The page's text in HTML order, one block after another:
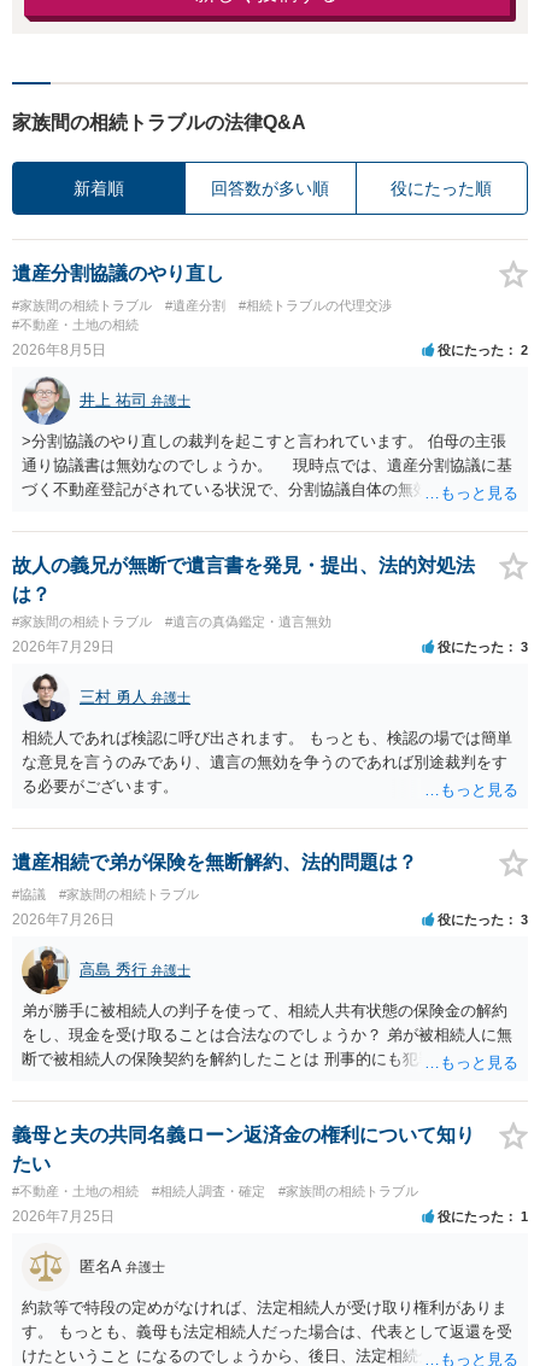
家族間の相続トラブルの法律Q&A
新着順 回答数が多い順 役にたった順
遺産分割協議のやり直し
#家族間の相続トラブル #遺産分割
#相続トラブルの代理交渉
#不動産・土地の相続
2026年8月5日 役にたった 2
井上 祐司 弁護士
>分割協議のやり直しの裁判を起こすと言われています。 伯母の主張
通り協議書は無効なのでしょうか。 現時点では、遺産分割協議に基
づく不動産登記がされている状況で、分割協議自体の無効を裁判所が
方の訴訟の主張及び立証次第ですが、 ・御祖母様の認知能力に関する
医師の意見書、筆跡鑑定 が提出されればその効力が否定される可能性
はありますが、 ・伯母様自身が分割協議に加わっていること ・御祖母
様の意に反する遺産分割協議を行う実益が誰にあったかの立証が困難
であること からすると、実際に遺産分割協議の効力が否定される可能
性はそれほど高くない（立証のハードルは非常に高い）ということが
言えると思います。
故人の義兄が無断で遺言書を発見・提出、法的対処法
は？
#家族間の相続トラブル #遺言の真偽鑑定・遺言無効
2026年7月29日 役にたった 3
三村 勇人 弁護士
相続人であれば検認に呼び出されます。 もっとも、検認の場では簡単
な意見を言うのみであり、遺言の無効を争うのであれば別途裁判をす
る必要がございます。
遺産相続で弟が保険を無断解約、法的問題は？
#協議 #家族間の相続トラブル
2026年7月26日 役にたった 3
高島 秀行 弁護士
弟が勝手に被相続人の判子を使って、相続人共有状態の保険金の解約
をし、現金を受け取ることは合法なのでしょうか？ 弟が被相続人に無
断で被相続人の保険契約を解約したことは 刑事的にも犯罪となる可能
された書類のコピーを取得して、弁護士に面談で詳しい事情を話して
相談 されたら良いと思います。
義母と夫の共同名義ローン返済金の権利について知り
たい
#不動産・土地の相続 #相続人調査・確定 #家族間の相続トラブル
2026年7月25日 役にたった 1
匿名A 弁護士
約款等で特段の定めがなければ、法定相続人が受け取り権利がありま
す。 もっとも、義母も法定相続人だった場合は、代表として返還を受
けたということ になるのでしょうから、後日、法定相続分に基づいて